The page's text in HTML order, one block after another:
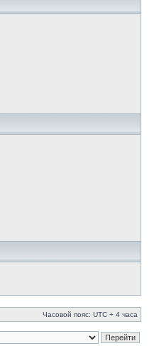
Часовой пояс: UTC + 4 часа